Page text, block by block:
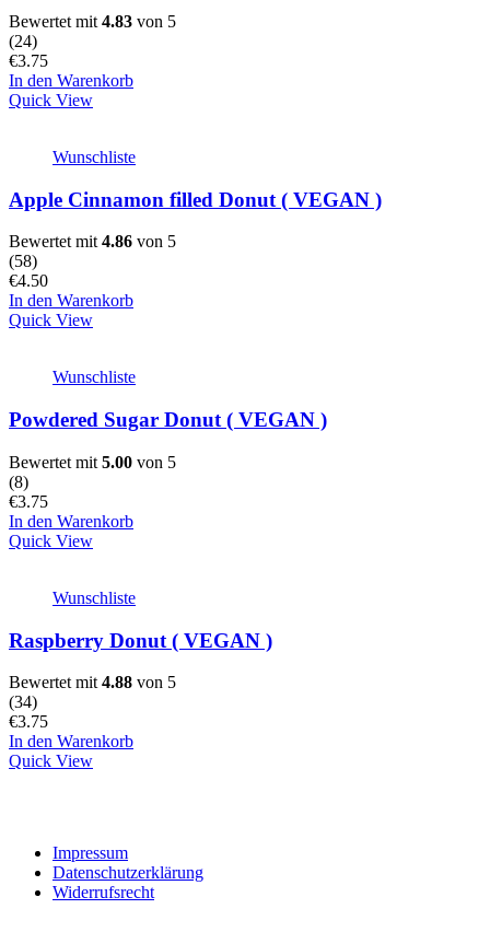
Bewertet mit 4.83 von 5
(24)
€3.75
In den Warenkorb
Quick View
Wunschliste
Apple Cinnamon filled Donut ( VEGAN )
Bewertet mit4.86 von 5
(58)
€4.50
In den Warenkorb
Quick View
Wunschliste
Powdered Sugar Donut ( VEGAN )
Bewertet mit 5.00 von 5
(8)
€3.75
In den Warenkorb
Quick View
Wunschliste
Raspberry Donut ( VEGAN )
Bewertet mit 4.88 von 5
(34)
€3.75
In den Warenkorb
Quick View
Impressum
Datenschutzerklärung
Widerrufsrecht